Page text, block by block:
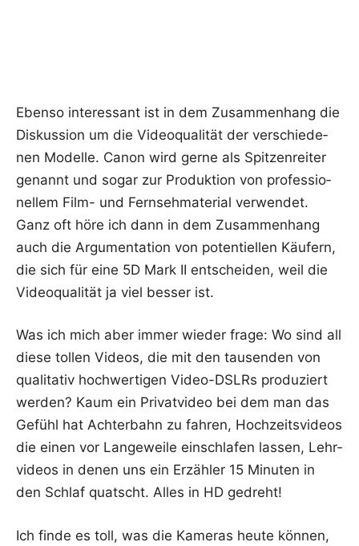
Eben­so inter­es­sant ist in dem Zusam­men­hang die
Dis­kus­si­on um die Video­qua­li­tät der ver­schie­de­
nen Model­le. Canon wird ger­ne als Spit­zen­rei­ter
genannt und sogar zur Pro­duk­ti­on von pro­fes­sio­
nel­lem Film- und Fern­seh­ma­te­ri­al ver­wen­det.
Ganz oft höre ich dann in dem Zusam­men­hang
auch die Argu­men­ta­ti­on von poten­ti­el­len Käu­fern,
die sich für eine 5D Mark II ent­schei­den, weil die
Video­qua­li­tät ja viel bes­ser ist.
Was ich mich aber immer wie­der fra­ge: Wo sind all
die­se tol­len Vide­os, die mit den tau­sen­den von
qua­li­ta­tiv hoch­wer­ti­gen Video-DSLRs pro­du­ziert
wer­den? Kaum ein Pri­vat­vi­deo bei dem man das
Gefühl hat Ach­ter­bahn zu fah­ren, Hoch­zeits­vi­de­os
die einen vor Lan­ge­wei­le ein­schla­fen las­sen, Lehr­
vi­de­os in denen uns ein Erzäh­ler 15 Minu­ten in
den Schlaf quatscht. Alles in HD gedreht!
Ich fin­de es toll, was die Kame­ras heu­te kön­nen,